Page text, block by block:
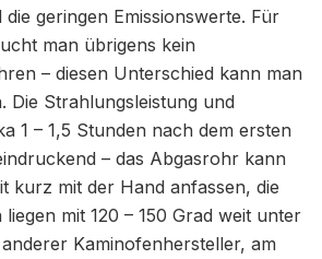
geringen Emissionswerte. Für
man übrigens kein
– diesen Unterschied kann man
Die Strahlungsleistung und
1 – 1,5 Stunden nach dem ersten
– das Abgasrohr kann
kurz mit der Hand anfassen, die
mit 120 – 150 Grad weit unter
Kaminofenhersteller, am